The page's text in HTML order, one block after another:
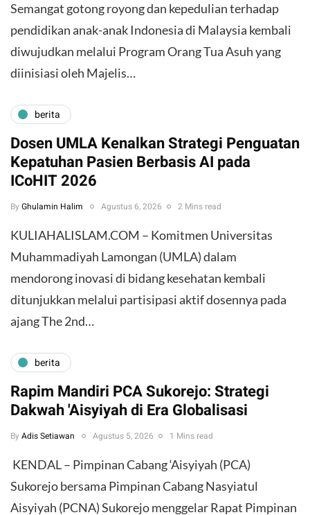
​Semangat gotong royong dan kepedulian terhadap
pendidikan anak-anak Indonesia di Malaysia kembali
diwujudkan melalui Program Orang Tua Asuh yang
diinisiasi oleh Majelis…
berita
Dosen UMLA Kenalkan Strategi Penguatan
Kepatuhan Pasien Berbasis AI pada
ICoHIT 2026
By Ghulamin Halim Agustus 6, 2026 2 Mins read
KULIAHALISLAM.COM – Komitmen Universitas
Muhammadiyah Lamongan (UMLA) dalam
mendorong inovasi di bidang kesehatan kembali
ditunjukkan melalui partisipasi aktif dosennya pada
ajang The 2nd…
berita
Rapim Mandiri PCA Sukorejo: Strategi
Dakwah 'Aisyiyah di Era Globalisasi
By Adis Setiawan Agustus 5, 2026 1 Mins read
​ KENDAL – Pimpinan Cabang ‘Aisyiyah (PCA)
Sukorejo bersama Pimpinan Cabang Nasyiatul
Aisyiyah (PCNA) Sukorejo menggelar Rapat Pimpinan